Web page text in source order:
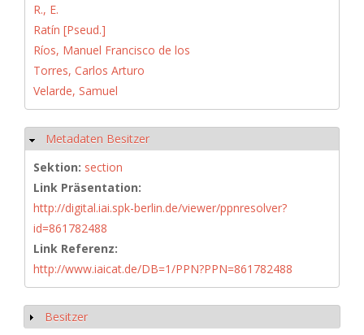
R., E.
Ratín [Pseud.]
Ríos, Manuel Francisco de los
Torres, Carlos Arturo
Velarde, Samuel
Ausblenden
Metadaten Besitzer
Sektion: section
Link Präsentation:
http://digital.iai.spk-berlin.de/viewer/ppnresolver?
id=861782488
Link Referenz:
http://www.iaicat.de/DB=1/PPN?PPN=861782488
Anzeigen
Besitzer